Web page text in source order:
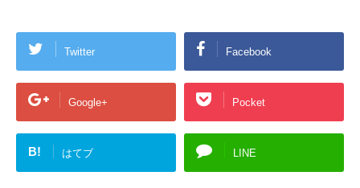
Twitter Facebook
Google+ Pocket
B! はてブ LINE